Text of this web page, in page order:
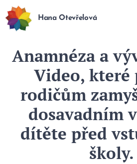
Hana Otevřelová
Anamnéza a
Video, které
rodičům
dosavadním
dítěte před
školy.